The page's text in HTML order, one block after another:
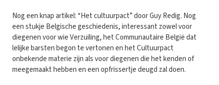
Nog een knap artikel: “Het cultuurpact” door Guy Redig. Nog
een stukje Belgische geschiedenis, interessant zowel voor
diegenen voor wie Verzuiling, het Communautaire België dat
lelijke barsten begon te vertonen en het Cultuurpact
onbekende materie zijn als voor diegenen die het kenden of
meegemaakt hebben en een opfrissertje deugd zal doen.